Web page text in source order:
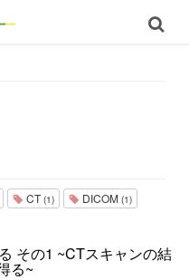
CT (1) DICOM (1)
その1 ~CTスキャンの結
る~